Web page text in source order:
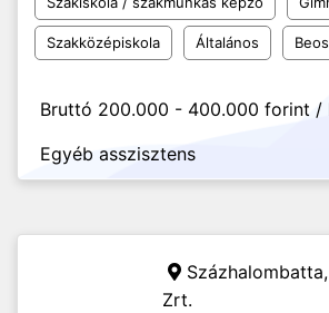
Szakközépiskola Általános
Bruttó 200.000 - 400.000 forint /
Egyéb asszisztens
Százhalombatta,
Zrt.